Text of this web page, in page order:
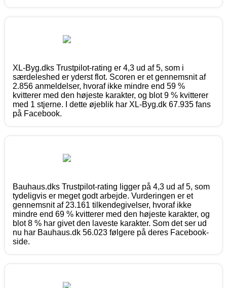
XL-Byg.dks Trustpilot-rating er 4,3 ud af 5, som i
særdeleshed er yderst flot. Scoren er et gennemsnit af
2.856 anmeldelser, hvoraf ikke mindre end 59 %
kvitterer med den højeste karakter, og blot 9 % kvitterer
med 1 stjerne. I dette øjeblik har XL-Byg.dk 67.935 fans
på Facebook.
Bauhaus.dks Trustpilot-rating ligger på 4,3 ud af 5, som
tydeligvis er meget godt arbejde. Vurderingen er et
gennemsnit af 23.161 tilkendegivelser, hvoraf ikke
mindre end 69 % kvitterer med den højeste karakter, og
blot 8 % har givet den laveste karakter. Som det ser ud
nu har Bauhaus.dk 56.023 følgere på deres Facebook-
side.